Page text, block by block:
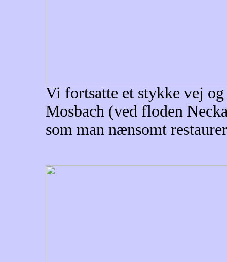
Vi fortsatte et stykke vej
Mosbach (ved floden
som man nænsomt